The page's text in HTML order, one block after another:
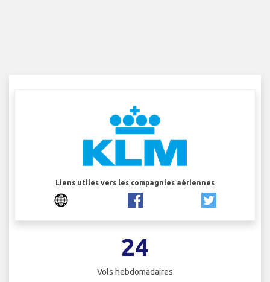
Liens utiles vers les compagnies aériennes
24
Vols hebdomadaires